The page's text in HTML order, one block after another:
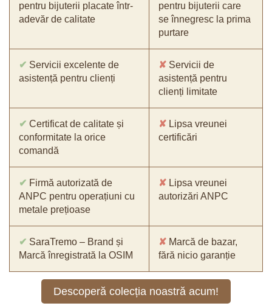
pentru bijuterii placate într-
adevăr de calitate
pentru bijuterii care
se înnegresc la prima
purtare
✔ Servicii excelente de
asistență pentru clienți
✘ Servicii de
asistență pentru
clienți limitate
✔ Certificat de calitate și
conformitate la orice
comandă
✘ Lipsa vreunei
certificări
✔ Firmă autorizată de
ANPC pentru operațiuni cu
metale prețioase
✘ Lipsa vreunei
autorizări ANPC
✔ SaraTremo – Brand și
Marcă înregistrată la OSIM
✘ Marcă de bazar,
fără nicio garanție
Descoperă colecția noastră acum!